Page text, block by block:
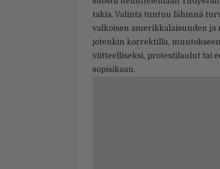
takia. Valinta tuntuu lähinnä
valkoisen amerikkalaisuuden
jotenkin korrektilla,
viitteelliseksi, protestilaulut tai
sopisikaan.